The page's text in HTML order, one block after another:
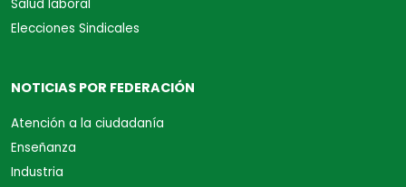
Salud laboral
Elecciones Sindicales
NOTICIAS POR FEDERACIÓN
Atención a la ciudadanía
Enseñanza
Industria